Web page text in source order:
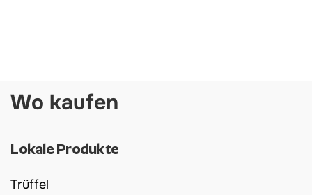
Wo kaufen
Lokale Produkte
Trüffel